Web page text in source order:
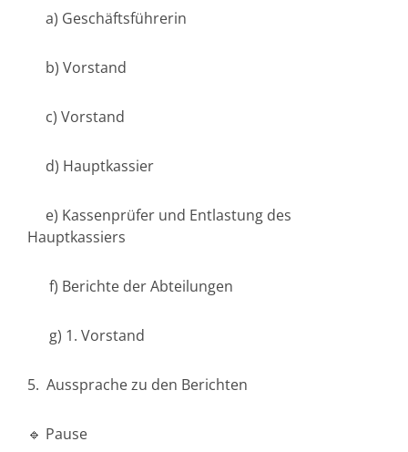
a) Geschäftsführerin
b) Vorstand
c) Vorstand
d) Hauptkassier
e) Kassenprüfer und Entlastung des
Hauptkassiers
f) Berichte der Abteilungen
g) 1. Vorstand
5. Aussprache zu den Berichten
🔹 Pause